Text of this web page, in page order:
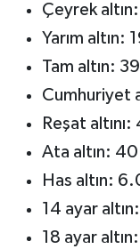
Çeyrek
Yarım altın:
Tam altın:
Cumhuriyet
Reşat
Ata altın:
Has altın:
14 ayar
18 ayar